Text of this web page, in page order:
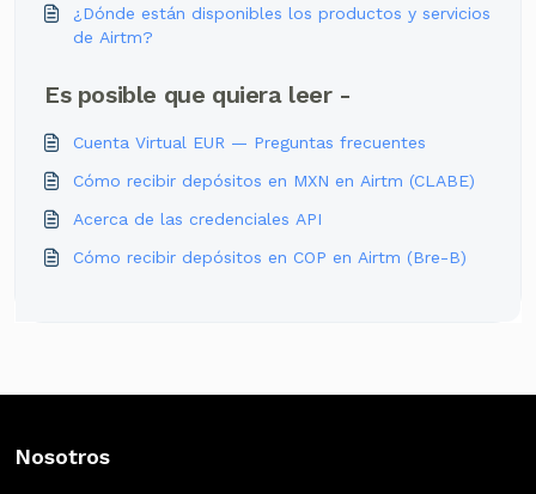
¿Dónde están disponibles los productos y servicios
de Airtm?
Es posible que quiera leer -
Cuenta Virtual EUR — Preguntas frecuentes
Cómo recibir depósitos en MXN en Airtm (CLABE)
Acerca de las credenciales API
Cómo recibir depósitos en COP en Airtm (Bre-B)
Nosotros